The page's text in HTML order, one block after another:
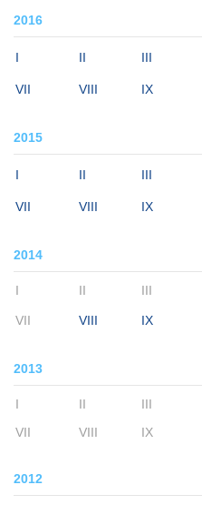
2016
I II III
VII VIII IX
2015
I II III
VII VIII IX
2014
I II III
VII VIII IX
2013
I II III
VII
VIII IX
2012